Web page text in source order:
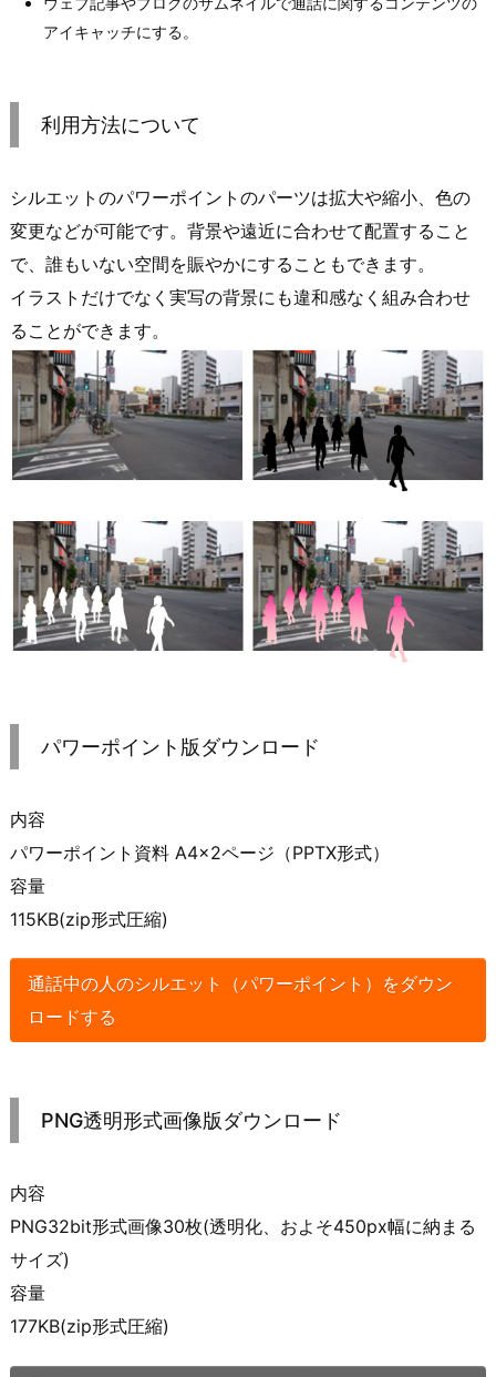
アイキャッチにする。
利用方法について
シルエットのパワーポイントのパーツは拡大や縮小、色の
変更などが可能です。背景や遠近に合わせて配置すること
で、誰もいない空間を賑やかにすることもできます。
イラストだけでなく実写の背景にも違和感なく組み合わせ
ることができます。
パワーポイント版ダウンロード
内容
パワーポイント資料 A4×2ページ（PPTX形式）
容量
115KB(zip形式圧縮)
通話中の人のシルエット（パワーポイント）をダウン
ロードする
PNG透明形式画像版ダウンロード
内容
PNG32bit形式画像30枚(透明化、およそ450px幅に納まる
サイズ)
容量
177KB(zip形式圧縮)